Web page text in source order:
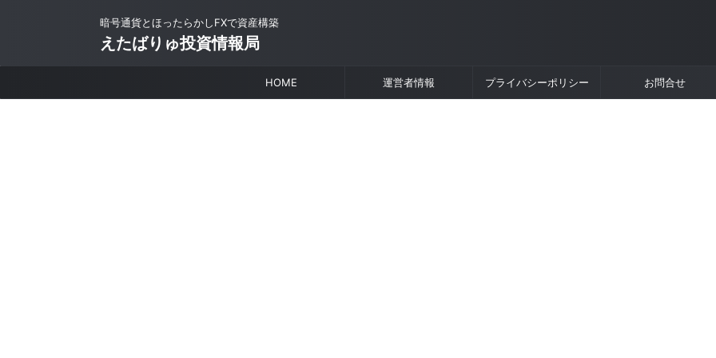
暗号通貨とほったらかしFXで資産構築
えたばりゅ投資情報局
HOME 運営者情報 プライバシーポリシー お問合せ